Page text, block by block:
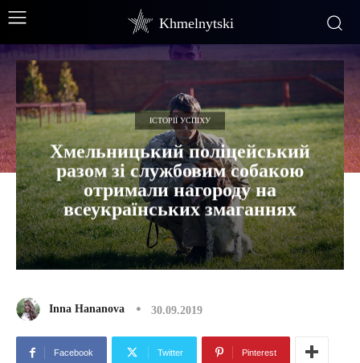
Khmelnytski
ІСТОРІЇ УСПІХУ
Хмельницький поліцейський
разом зі службовим собакою
отримали нагороду на
всеукраїнських змаганнях
Inna Hananova 30.09.2019
Facebook Twitter Pinterest